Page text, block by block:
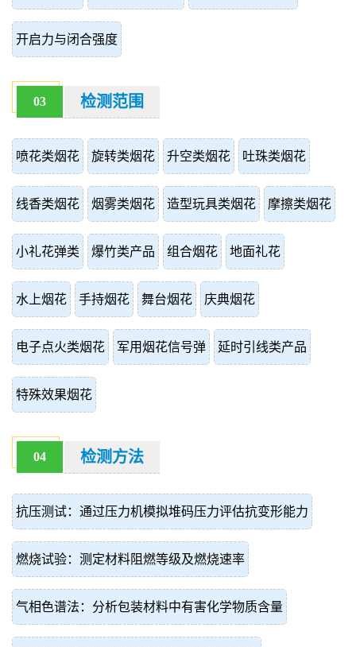
开启力与闭合强度
03 检测范围
喷花类烟花 旋转类烟花 升空类烟花 吐珠类烟花
线香类烟花 烟雾类烟花 造型玩具类烟花 摩擦类烟花
小礼花弹类 爆竹类产品 组合烟花 地面礼花
水上烟花 手持烟花 舞台烟花 庆典烟花
电子点火类烟花 军用烟花信号弹 延时引线类产品
特殊效果烟花
04 检测方法
抗压测试：通过压力机模拟堆码压力评估抗变形能力
燃烧试验：测定材料阻燃等级及燃烧速率
气相色谱法：分析包装材料中有害化学物质含量